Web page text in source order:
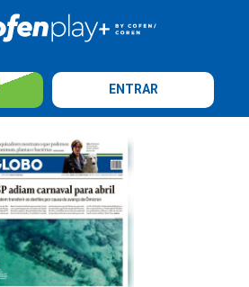
ENTRAR